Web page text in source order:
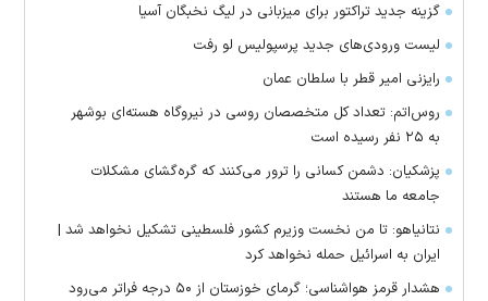
گزینه جدید تراکتور برای میزبانی در لیگ نخبگان آسیا
لیست ورودی‌های جدید پرسپولیس لو رفت
رایزنی امیر قطر با سلطان عمان
روس‌اتم: تعداد کل متخصصان روسی در نیروگاه هسته‌ای بوشهر
به ۲۵ نفر رسیده است
پزشکیان: دشمن کسانی را ترور می‌کنند که گره‌گشای مشکلات
جامعه ما هستند
نتانیاهو: تا من نخست وزیرم کشور فلسطینی تشکیل نخواهد شد |
ایران به اسرائیل حمله نخواهد کرد
هشدار قرمز هواشناسی؛ گرمای خوزستان از ۵۰ درجه فراتر می‌رود